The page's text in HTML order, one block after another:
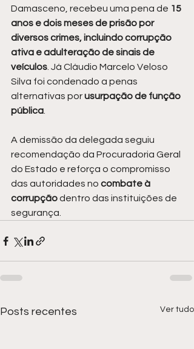
Damasceno, recebeu uma pena de 15
anos e dois meses de prisão por
diversos crimes, incluindo corrupção
ativa e adulteração de sinais de
veículos. Já Cláudio Marcelo Veloso
Silva foi condenado a penas
alternativas por usurpação de função
pública.
A demissão da delegada seguiu
recomendação da Procuradoria Geral
do Estado e reforça o compromisso
das autoridades no combate à
corrupção dentro das instituições de
segurança.
Posts recentes Ver tudo